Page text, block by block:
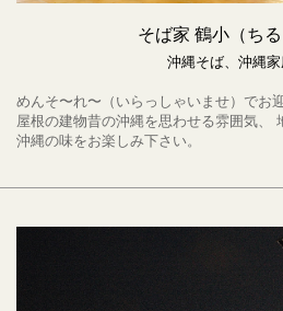
そば家 鶴小（ちる
沖縄そば、沖縄
めんそ〜れ〜（いらっしゃいませ）でお
屋根の建物昔の沖縄を思わせる雰囲気、
沖縄の味をお楽しみ下さい。